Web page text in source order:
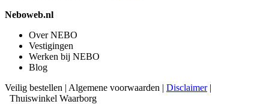
Neboweb.nl
Over NEBO
Vestigingen
Werken bij NEBO
Blog
Veilig bestellen | Algemene voorwaarden | Disclaimer|
Thuiswinkel Waarborg